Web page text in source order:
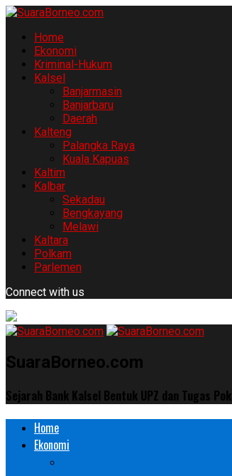
Home
Ekonomi
Kriminal-Hukum
Kalsel
Banjarmasin
Banjarbaru
Daerah
Kalteng
Palangka Raya
Kuala Kapuas
Kaltim
Kalbar
Sekadau
Bengkayang
Melawi
Kaltara
Polkam
Parlemen
Connect with us
SuaraBorneo.com
Sejarah Bank Kalsel Bentuk UPZ dan Tugas
Home
Ekonomi